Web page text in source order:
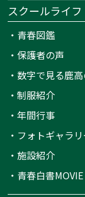
スクールライフ
・ 青春図鑑
・保護者の声
・数字で見る鹿
・制服紹介
・年間行事
・ フォトギャラリ
・施設紹介
・ 青春白書MOVIE